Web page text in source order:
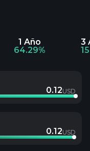
1 Año
64.29%
3
0.12USD
0.12USD